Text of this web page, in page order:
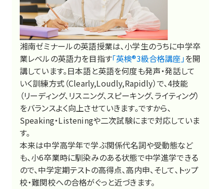
湘南ゼミナールの英語授業は、小学生のうちに中学卒
業レベルの英語力を目指す「英検®3級合格講座」を開
講しています。日本語と英語を何度も発声・発話して
いく訓練方式（Clearly,Loudly,Rapidly）で、4技能
（リーディング、リスニング、スピーキング、ライティング）
をバランスよく向上させていきます。ですから、
Speaking・Listeningや二次試験にまで対応していま
す。
本来は中学高学年で学ぶ関係代名詞や受動態など
も、小6卒業時に馴染みのある状態で中学進学できる
ので、中学定期テストの高得点、高内申、そして、トップ
校・難関校への合格がぐっと近づきます。